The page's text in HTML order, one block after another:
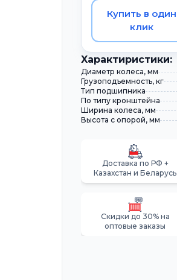
Купить в один
клик
Xарактиристики:
Диаметр колеса, мм
Грузоподъемность, кг
Тип подшипника
По типу кронштейна
Ширина колеса, мм
Высота с опорой, мм
Доставка по РФ +
Казахстан и Беларусь
Скидки до 30% на
оптовые заказы